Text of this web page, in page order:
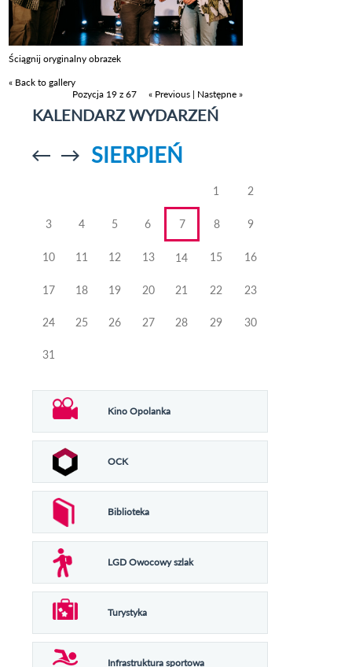
Ściągnij oryginalny obrazek
« Back to gallery
Pozycja 19 z 67
« Previous | Następne »
KALENDARZ WYDARZEŃ
Przejdź doPrzejdź do
SIERPIEŃ
1 2
3 4 5 6 7 8 9
10 11 12 13 14 15 16
17 18 19 20 21 22 23
24 25 26 27 28 29 30
31
Kino Opolanka
OCK
Biblioteka
LGD Owocowy szlak
Turystyka
Infrastruktura sportowa